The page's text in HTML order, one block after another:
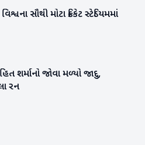
સૌથી મોટા ક્રિકેટ સ્ટેડિયમમાં
શર્માનો જોવા મળ્યો જાદુ,
રન